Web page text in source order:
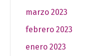
marzo 2023
febrero 2023
enero 2023